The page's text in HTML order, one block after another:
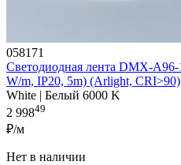
058171
Светодиодная лента DMX-
W/m, IP20, 5m) (Arlight, CRI>90)
White | Белый 6000 K
2 99849
₽/м
Нет в наличии